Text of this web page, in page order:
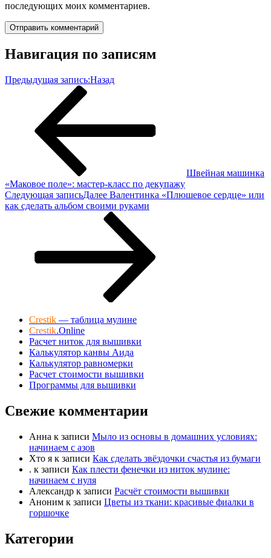
последующих моих комментариев.
Навигация по записям
Предыдущая запись:Назад
Швейная машинка
«Маковое поле»: мастер-класс по декупажу
Следующая записьДалее Валентинка «Плюшевое сердце» или
как сделать альбом своими руками
Crestik — таблица мулине
Crestik.Online
Расчет ниток для вышивки
Калькулятор канвы Аида
Калькулятор равномерки
Расчет стоимости вышивки
Программы для вышивки
Свежие комментарии
Анна к записи Мыло из основы в домашних условиях:
начинаем с азов
Хто я к записи Как сделать звёздочки счастья из бумаги
. к записи Как плести фенечки из ниток мулине:
начинаем с нуля
Александр к записи Расчёт стоимости вышивки
Аноним к записи Цветы из ткани: красивые фиалки в
горшочке
Категории